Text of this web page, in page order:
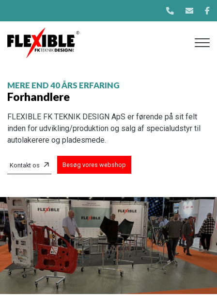
hovedindhold
MERE END 40 ÅRS ERFARING
Forhandlere
FLEXIBLE FK TEKNIK DESIGN ApS er førende på sit felt
inden for udvikling/produktion og salg af specialudstyr til
autolakerere og pladesmede.
Kontakt os Besøg vores webshop